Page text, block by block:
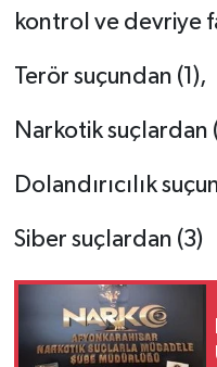
kontrol ve devriye
Terör suçundan (1),
Narkotik suçlardan
Dolandırıcılık
Siber suçlardan (3)